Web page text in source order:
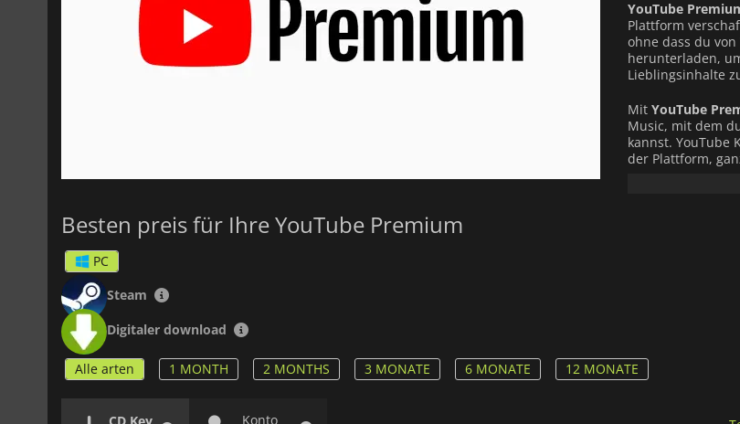
YouTube
Plattform
ohne dass du
herunterladen,
Lieblingsinhalte
Mit YouTube
Music, mit dem
kannst. YouTube
der Plattform,
Als zusätzliches
Besten preis für Ihre YouTube Premium
PC
Steam
Digitaler download
Alle arten 1 MONTH 2 MONTHS 3 MONATE 6 MONATE 12 MONATE
Konto